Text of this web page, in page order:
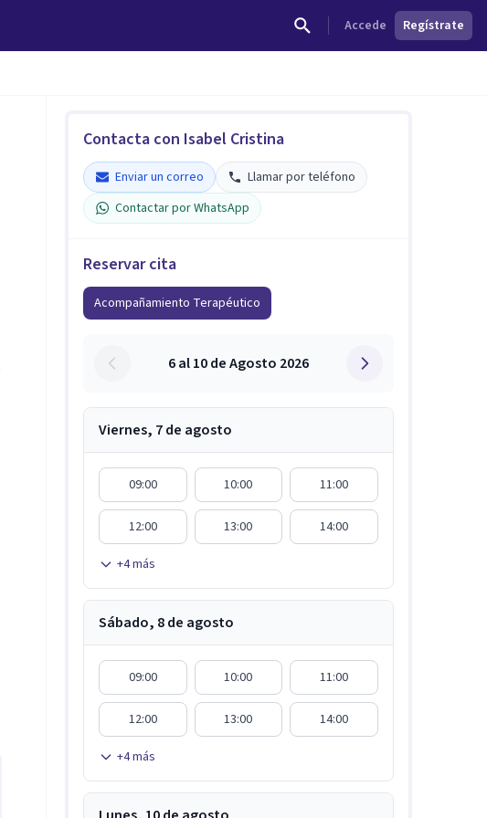
Accede Regístrate
Contacta con Isabel Cristina
Enviar un correo
Llamar por teléfono
Contactar por WhatsApp
Reservar cita
Acompañamiento Terapéutico
6 al 10 de Agosto 2026
Viernes, 7 de agosto
09:00 10:00 11:00
12:00 13:00 14:00
+4más
Sábado, 8 de agosto
09:00 10:00 11:00
12:00 13:00 14:00
+4más